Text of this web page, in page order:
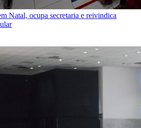
Natal, ocupa secretaria e reivindica